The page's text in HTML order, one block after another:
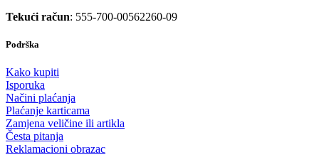
Tekući račun: 555-700-00562260-09
Podrška
Kako kupiti
Isporuka
Načini plaćanja
Plaćanje karticama
Zamjena veličine ili artikla
Česta pitanja
Reklamacioni obrazac